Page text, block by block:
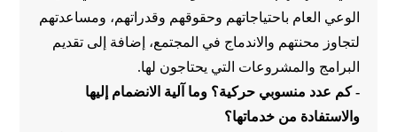
الوعي العام باحتياجاتهم وحقوقهم وقدراتهم، ومساعدتهم
لتجاوز محنتهم والاندماج في المجتمع، إضافة إلى تقديم
البرامج والمشروعات التي يحتاجون لها.
- كم عدد منسوبي حركية؟ وما آلية الانضمام إليها
والاستفادة من خدماتها؟